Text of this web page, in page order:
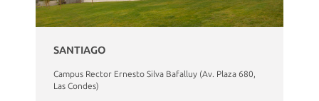
SANTIAGO
Campus Rector Ernesto Silva Bafalluy (Av. Plaza 680,
Las Condes)